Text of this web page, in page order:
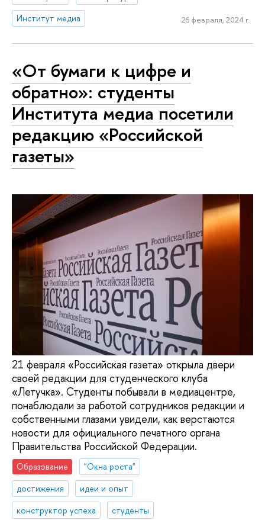
Институт медиа
26 февраля, 2024 г.
«От бумаги к цифре и
обратно»: студенты
Института медиа посетили
редакцию «Российской
газеты»
21 февраля «Российская газета» открыла двери
своей редакции для студенческого клуба
«Летучка». Студенты побывали в медиацентре,
понаблюдали за работой сотрудников редакции и
собственными глазами увидели, как верстаются
новости для официального печатного органа
Правительства Российской Федерации.
Образование
"Окна роста"
достижения
идеи и опыт
конструктор успеха
студенты